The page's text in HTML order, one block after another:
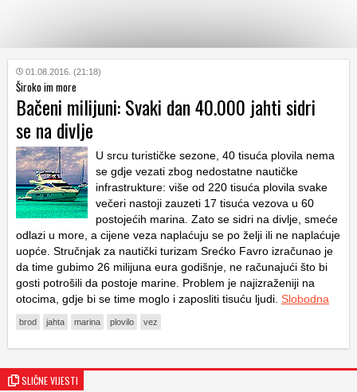
KATEGORIJE
HRVATSKI
WEB
01.08.2016. (21:18)
Široko im more
Bačeni milijuni: Svaki dan 40.000 jahti sidri
se na divlje
U srcu turističke sezone, 40 tisuća plovila nema
se gdje vezati zbog nedostatne nautičke
infrastrukture: više od 220 tisuća plovila svake
večeri nastoji zauzeti 17 tisuća vezova u 60
postojećih marina. Zato se sidri na divlje, smeće
odlazi u more, a cijene veza naplaćuju se po želji ili ne naplaćuje
uopće. Stručnjak za nautički turizam Srećko Favro izračunao je
da time gubimo 26 milijuna eura godišnje, ne računajući što bi
gosti potrošili da postoje marine. Problem je najizraženiji na
otocima, gdje bi se time moglo i zaposliti tisuću ljudi. Slobodna
brod jahta marina plovilo vez
SLIČNE VIJESTI